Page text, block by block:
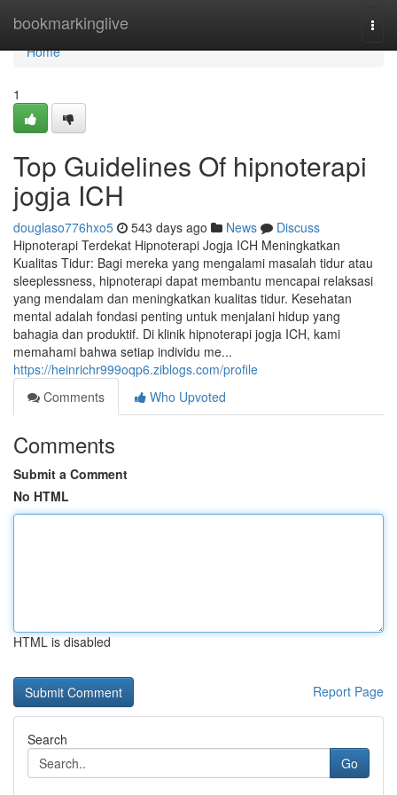
bookmarkinglive
Home
Home
1
Top Guidelines Of hipnoterapi
jogja ICH
douglaso776hxo5 543 days ago News
Discuss
Hipnoterapi Terdekat Hipnoterapi Jogja ICH Meningkatkan
Kualitas Tidur: Bagi mereka yang mengalami masalah tidur atau
sleeplessness, hipnoterapi dapat membantu mencapai relaksasi
yang mendalam dan meningkatkan kualitas tidur. Kesehatan
mental adalah fondasi penting untuk menjalani hidup yang
bahagia dan produktif. Di klinik hipnoterapi jogja ICH, kami
memahami bahwa setiap individu me...
https://heinrichr999oqp6.ziblogs.com/profile
Comments
Who Upvoted
Comments
Submit a Comment
No HTML
HTML is disabled
Report Page
Search
Go